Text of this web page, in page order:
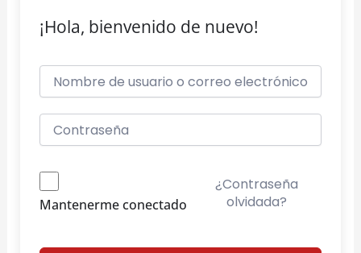
¡Hola, bienvenido de nuevo!
Mantenerme conectado
¿Contraseña
olvidada?